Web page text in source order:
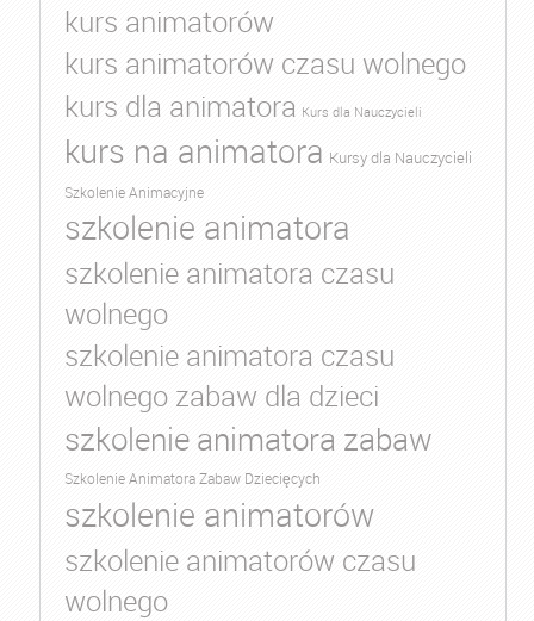
kurs animatorów
kurs animatorów czasu wolnego
kurs dla animatora Kurs dla Nauczycieli
kurs na animatora Kursy dla Nauczycieli
Szkolenie Animacyjne
szkolenie animatora
szkolenie animatora czasu
wolnego
szkolenie animatora czasu
wolnego zabaw dla dzieci
szkolenie animatora zabaw
Szkolenie Animatora Zabaw Dziecięcych
szkolenie animatorów
szkolenie animatorów czasu
wolnego